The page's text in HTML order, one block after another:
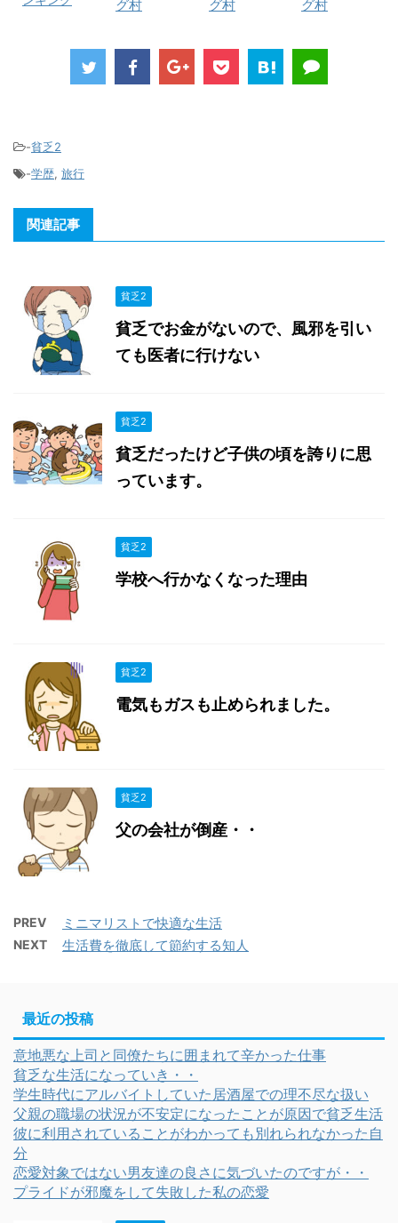
グ村 グ村 グ村
-貧乏2
-学歴, 旅行
関連記事
貧乏2
貧乏でお金がないので、風邪を引い
ても医者に行けない
貧乏2
貧乏だったけど子供の頃を誇りに思
っています。
貧乏2
学校へ行かなくなった理由
貧乏2
電気もガスも止められました。
貧乏2
父の会社が倒産・・
PREV ミニマリストで快適な生活
NEXT 生活費を徹底して節約する知人
最近の投稿
意地悪な上司と同僚たちに囲まれて辛かった仕事
貧乏な生活になっていき・・
学生時代にアルバイトしていた居酒屋での理不尽な扱い
父親の職場の状況が不安定になったことが原因で貧乏生活
彼に利用されていることがわかっても別れられなかった自
分
恋愛対象ではない男友達の良さに気づいたのですが・・
プライドが邪魔をして失敗した私の恋愛